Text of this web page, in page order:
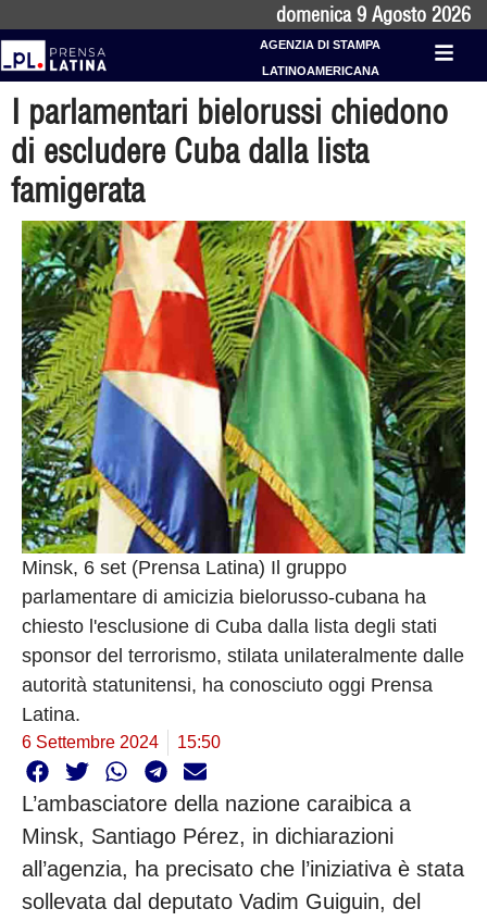
domenica 9 Agosto 2026
AGENZIA DI STAMPA
LATINOAMERICANA
I parlamentari bielorussi chiedono
di escludere Cuba dalla lista
famigerata
Minsk, 6 set (Prensa Latina) Il gruppo
parlamentare di amicizia bielorusso-cubana ha
chiesto l'esclusione di Cuba dalla lista degli stati
sponsor del terrorismo, stilata unilateralmente dalle
autorità statunitensi, ha conosciuto oggi Prensa
Latina.
6 Settembre 2024 15:50
L’ambasciatore della nazione caraibica a
Minsk, Santiago Pérez, in dichiarazioni
all’agenzia, ha precisato che l’iniziativa è stata
sollevata dal deputato Vadim Guiguin, del